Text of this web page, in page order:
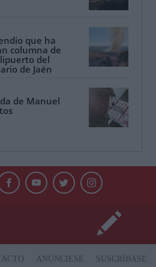
que ha
columna de
del
de Jaén
de Manuel
ANÚNCIESE
SUSCRÍBASE